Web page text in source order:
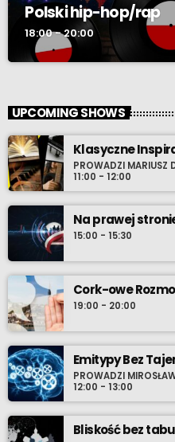
Polski hip-hop/rap
18:00 - 20:00
UPCOMING SHOWS
Klasyczne
PROWADZI MARIUSZ
11:00 - 12:00
Na prawej
15:00 - 15:30
Cork-owe
19:00 - 20:00
Emitypy Bez
PROWADZI
12:00 - 13:00
Bliskość bez tabu